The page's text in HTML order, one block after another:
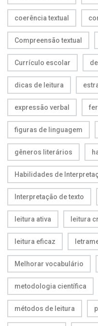
coerência textual
Compreensão textual
Currículo escolar
dicas de leitura
expressão verbal
figuras de linguagem
gêneros literários
Habilidades de
Interpretação de texto
leitura ativa leitura
leitura eficaz
Melhorar vocabulário
metodologia científica
métodos de leitura